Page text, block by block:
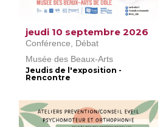
jeudi 10 septembre 2026
Conférence, Débat
Musée des Beaux-Arts
Jeudis de l'exposition -
Rencontre